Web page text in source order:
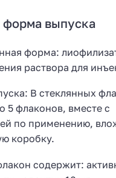
форма выпуска
форма:
раствора для
В стеклянных
5 флаконов, вместе с
по применению,
коробку.
содержит: